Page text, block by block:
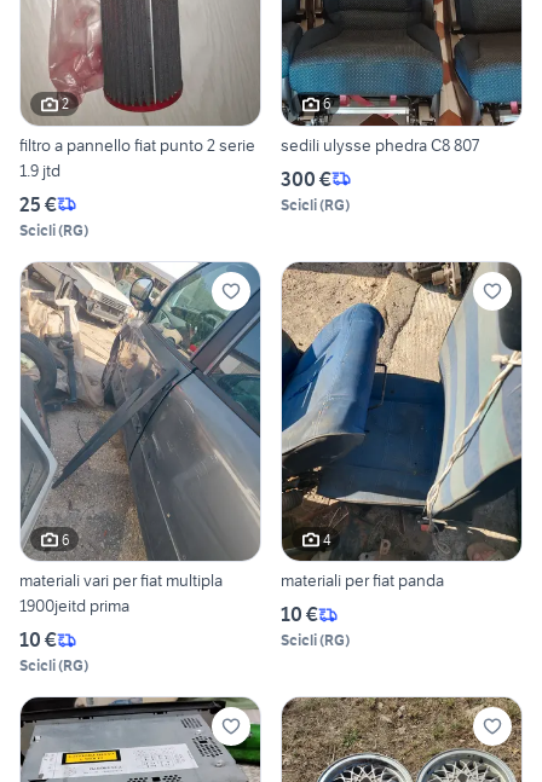
2
filtro a pannello fiat punto 2 serie
1.9 jtd
25 €
Scicli(RG)
6
sedili ulysse phedra C8 807
300 €
Scicli(RG)
6
materiali vari per fiat multipla
1900jeitd prima
10 €
Scicli(RG)
4
materiali per fiat panda
10 €
Scicli(RG)